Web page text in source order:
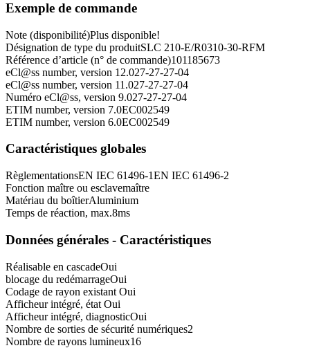
Exemple de commande
Note (disponibilité)Plus disponible!
Désignation de type du produitSLC 210-E/R0310-30-RFM
Référence d’article (n° de commande)101185673
eCl@ss number, version 12.027-27-27-04
eCl@ss number, version 11.027-27-27-04
Numéro eCl@ss, version 9.027-27-27-04
ETIM number, version 7.0EC002549
ETIM number, version 6.0EC002549
Caractéristiques globales
RèglementationsEN IEC 61496-1EN IEC 61496-2
Fonction maître ou esclavemaître
Matériau du boîtierAluminium
Temps de réaction, max.8ms
Données générales - Caractéristiques
Réalisable en cascadeOui
blocage du redémarrageOui
Codage de rayon existant Oui
Afficheur intégré, état Oui
Afficheur intégré, diagnosticOui
Nombre de sorties de sécurité numériques2
Nombre de rayons lumineux16